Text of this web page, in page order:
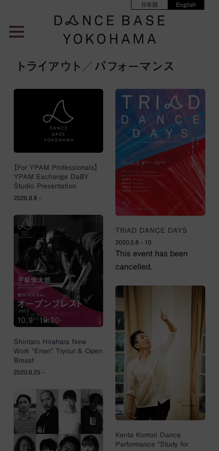
日本語 English
トライアウト／パフォーマンス
【For YPAM Professionals】
YPAM Exchange DaBY
Studio Presentation
2026.8.8 -
TRIAD DANCE DAYS
2020.5.8 - 10
This event has been
cancelled.
Shintaro Hirahara New
Work “Enen” Tryout & Open
Breast
2020.6.25 -
Kenta Komori Dance
Performance “Study for